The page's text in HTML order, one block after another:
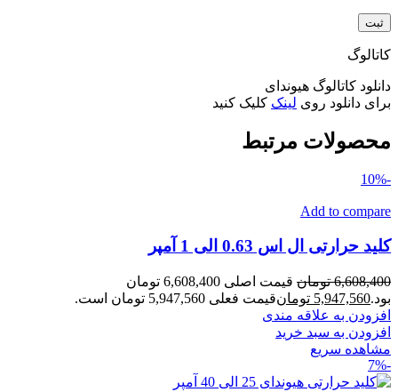
کاتالوگ
دانلود کاتالوگ هیوندای
برای دانلود روی لینک کلیک کنید
محصولات مرتبط
-10%
Add to compare
کلید حرارتی ال اس 0.63 الی 1 آمپر
6,608,400 تومان
قیمت اصلی 6,608,400 تومان
بود.5,947,560 تومانقیمت فعلی 5,947,560 تومان است.
افزودن به علاقه مندی
افزودن به سبد خرید
مشاهده سریع
-7%